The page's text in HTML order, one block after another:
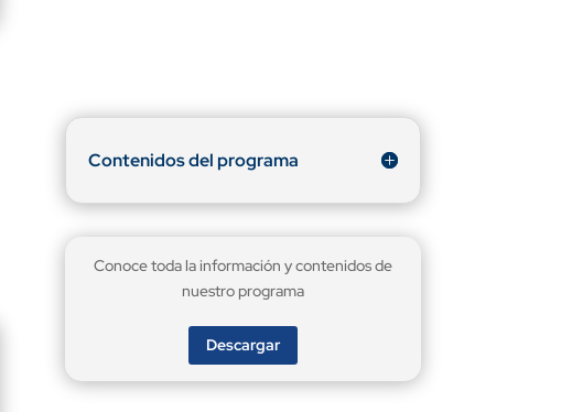
Contenidos del programa
Conoce toda la información y contenidos de
nuestro programa
Descargar